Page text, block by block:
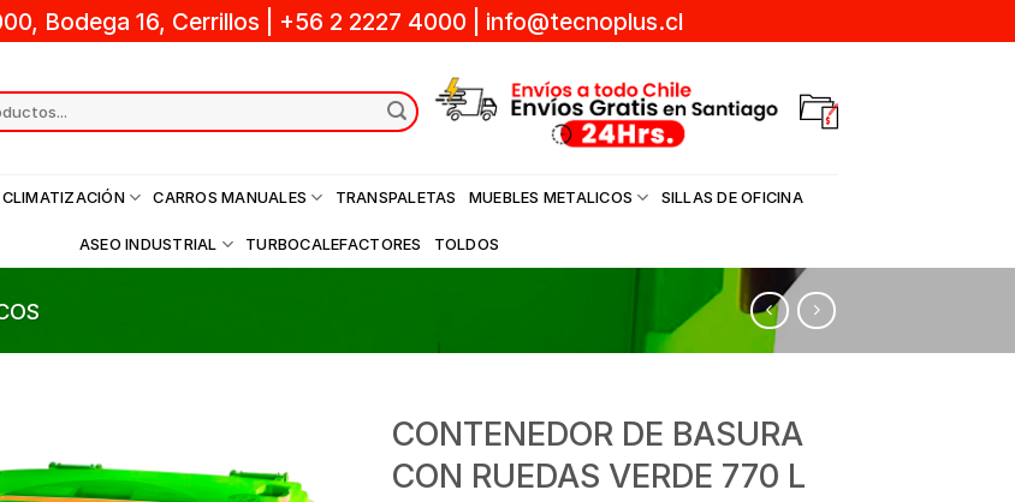
Bodega 16, Cerrillos +56 2 2227 4000 info@tecnoplus.cl
CLIMATIZACIÓN CARROS MANUALES TRANSPALETAS MUEBLES METALICOS SILLAS DE OFICINA
ASEO INDUSTRIAL TURBOCALEFACTORES TOLDOS
CONTENEDOR DE BASURA
CON RUEDAS VERDE 770 L